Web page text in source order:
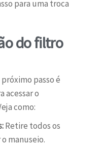
para uma troca
do filtro
passo é
acessar o
como:
Retire todos os
manuseio.